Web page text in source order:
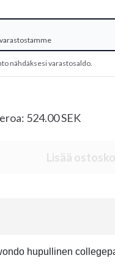
nähdäksesi varastosaldo.
524.00 SEK
Lisää
hupullinen